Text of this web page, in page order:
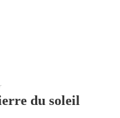
du soleil